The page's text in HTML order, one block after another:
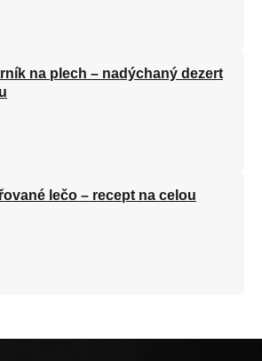
na plech – nadýchaný dezert
lečo – recept na celou